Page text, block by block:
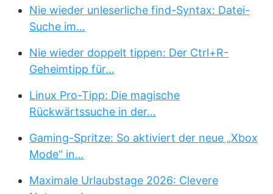
Nie wieder unleserliche find-Syntax: Datei-
Suche im…
Nie wieder doppelt tippen: Der Ctrl+R-
Geheimtipp für…
Linux Pro-Tipp: Die magische
Rückwärtssuche in der…
Gaming-Spritze: So aktiviert der neue „Xbox
Mode“ in…
Maximale Urlaubstage 2026: Clevere